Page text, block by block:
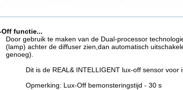
functie...
Door gebruik te maken van de Dual-processor
(lamp) achter de diffuser zien,dan automatisch
genoeg).
Dit is de REAL& INTELLIGENT lux-off sensor voor
Opmerking: Lux-Off bemonsteringstijd - 30 s